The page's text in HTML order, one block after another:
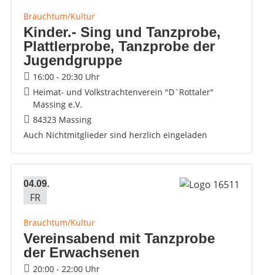
Brauchtum/Kultur
Kinder.- Sing und Tanzprobe,
Plattlerprobe, Tanzprobe der
Jugendgruppe
16:00 - 20:30 Uhr
Heimat- und Volkstrachtenverein "D`Rottaler"
Massing e.V.
84323 Massing
Auch Nichtmitglieder sind herzlich eingeladen
04.09.
FR
Brauchtum/Kultur
Vereinsabend mit Tanzprobe
der Erwachsenen
20:00 - 22:00 Uhr